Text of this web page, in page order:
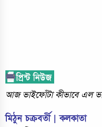
আজ ভাইফোঁটা কীভাবে এল
মিঠুন চক্রবর্তী | কলকাতা